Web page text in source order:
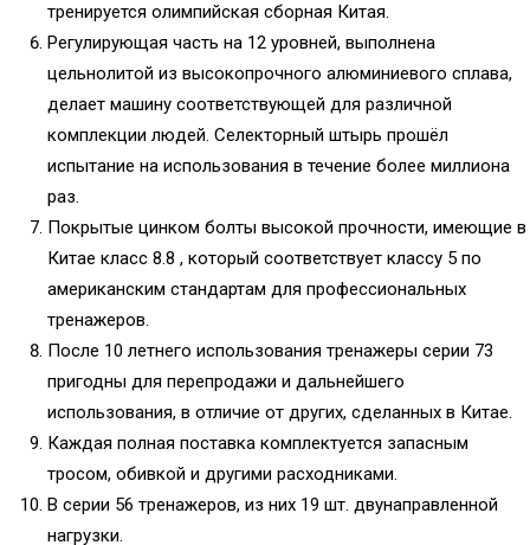
тренируется олимпийская сборная Китая.
Регулирующая часть на 12 уровней, выполнена
цельнолитой из высокопрочного алюминиевого сплава,
делает машину соответствующей для различной
комплекции людей. Селекторный штырь прошёл
испытание на использования в течение более миллиона
раз.
Покрытые цинком болты высокой прочности, имеющие в
Китае класс 8.8 , который соответствует классу 5 по
американским стандартам для профессиональных
тренажеров.
После 10 летнего использования тренажеры серии 73
пригодны для перепродажи и дальнейшего
использования, в отличие от других, сделанных в Китае.
Каждая полная поставка комплектуется запасным
тросом, обивкой и другими расходниками.
В серии 56 тренажеров, из них 19 шт. двунаправленной
нагрузки.